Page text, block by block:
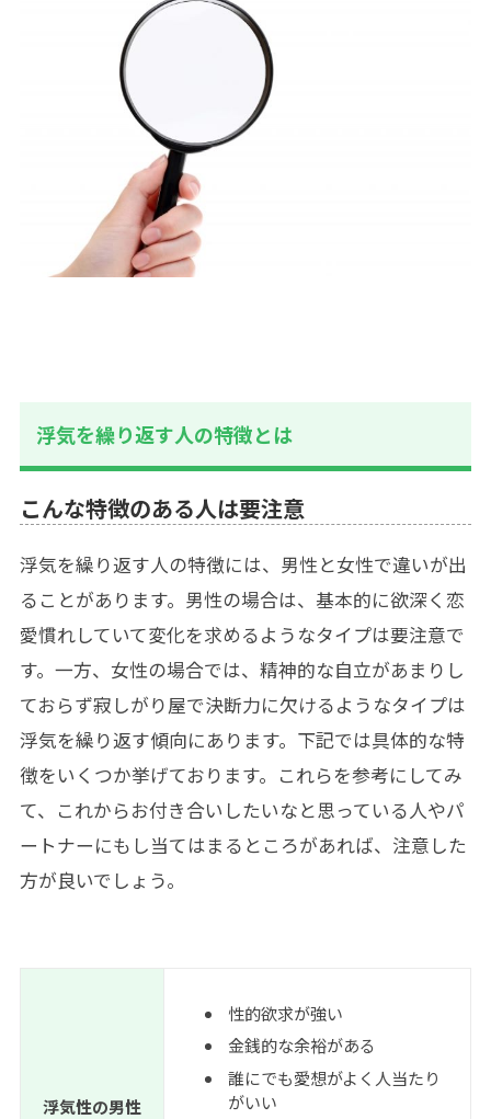
浮気を繰り返す人の特徴とは
こんな特徴のある人は要注意
浮気を繰り返す人の特徴には、男性と女性で違いが出
ることがあります。男性の場合は、基本的に欲深く恋
愛慣れしていて変化を求めるようなタイプは要注意で
す。一方、女性の場合では、精神的な自立があまりし
ておらず寂しがり屋で決断力に欠けるようなタイプは
浮気を繰り返す傾向にあります。下記では具体的な特
徴をいくつか挙げております。これらを参考にしてみ
て、これからお付き合いしたいなと思っている人やパ
ートナーにもし当てはまるところがあれば、注意した
方が良いでしょう。
浮気性の男性
性的欲求が強い
金銭的な余裕がある
誰にでも愛想がよく人当たり
がいい